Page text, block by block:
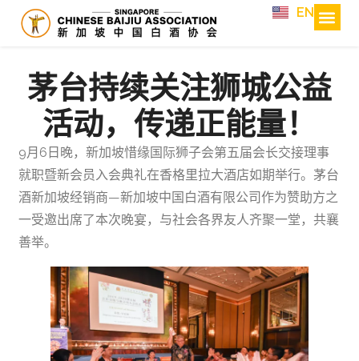
EN
茅台持续关注狮城公益
活动，传递正能量！
9月6日晚，新加坡惜缘国际狮子会第五届会长交接理事
就职暨新会员入会典礼在香格里拉大酒店如期举行。茅台
酒新加坡经销商—新加坡中国白酒有限公司作为赞助方之
一受邀出席了本次晚宴，与社会各界友人齐聚一堂，共襄
善举。